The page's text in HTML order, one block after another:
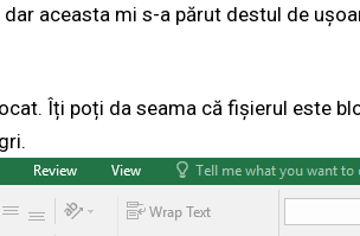
aceasta mi s-a părut destul de
Îți poți da seama că fișierul este